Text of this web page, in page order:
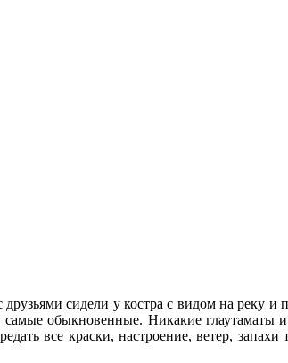
сидели у костра с видом на реку
обыкновенные. Никакие глаутаматы
все краски, настроение, ветер,